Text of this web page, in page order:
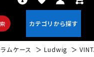
ムケース Ludwig